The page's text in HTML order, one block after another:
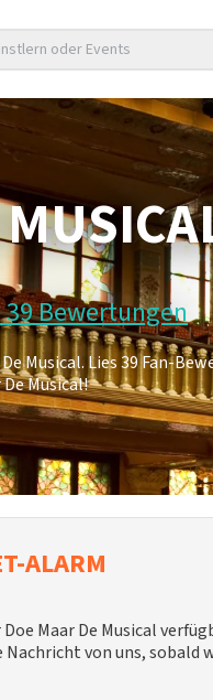
oder Events
39 Bewertungen
Musical. Lies 39 Fan-
Musical!
ALARM
Maar De Musical
von uns, sobald